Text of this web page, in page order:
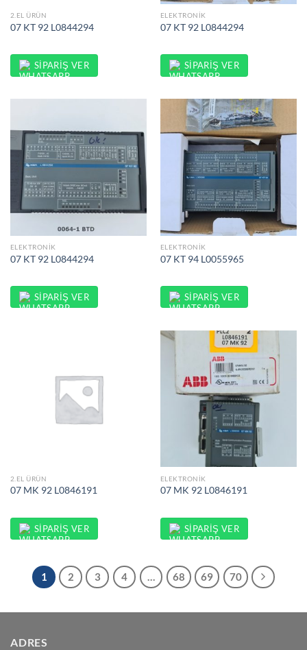
2.EL ÜRÜN
07 KT 92 L0844294
SIPARIŞ VER
ELEKTRONIK
07 KT 92 L0844294
SIPARIŞ VER
ELEKTRONIK
07 KT 92 L0844294
SIPARIŞ VER
ELEKTRONIK
07 KT 94 L0055965
SIPARIŞ VER
2.EL ÜRÜN
07 MK 92 L0846191
SIPARIŞ VER
ELEKTRONIK
07 MK 92 L0846191
SIPARIŞ VER
1 2 3 4 … 68 69 70
ADRES